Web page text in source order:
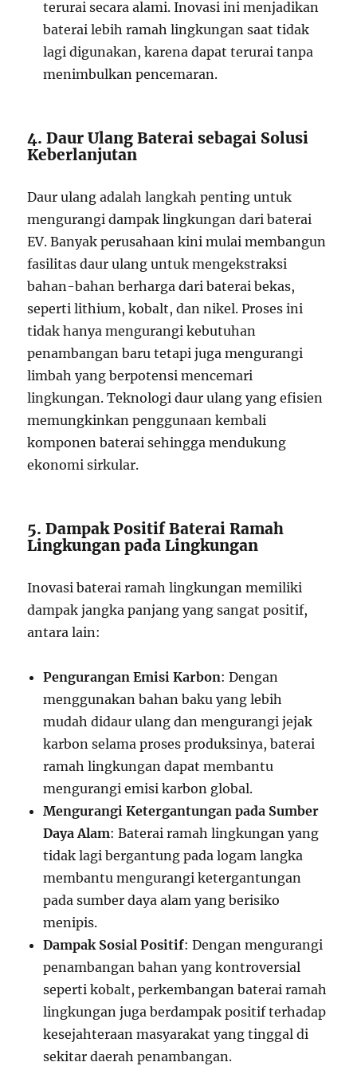
terurai secara alami. Inovasi ini menjadikan
baterai lebih ramah lingkungan saat tidak
lagi digunakan, karena dapat terurai tanpa
menimbulkan pencemaran.
4. Daur Ulang Baterai sebagai Solusi
Keberlanjutan
Daur ulang adalah langkah penting untuk
mengurangi dampak lingkungan dari baterai
EV. Banyak perusahaan kini mulai membangun
fasilitas daur ulang untuk mengekstraksi
bahan-bahan berharga dari baterai bekas,
seperti lithium, kobalt, dan nikel. Proses ini
tidak hanya mengurangi kebutuhan
penambangan baru tetapi juga mengurangi
limbah yang berpotensi mencemari
lingkungan. Teknologi daur ulang yang efisien
memungkinkan penggunaan kembali
komponen baterai sehingga mendukung
ekonomi sirkular.
5. Dampak Positif Baterai Ramah
Lingkungan pada Lingkungan
Inovasi baterai ramah lingkungan memiliki
dampak jangka panjang yang sangat positif,
antara lain:
Pengurangan Emisi Karbon: Dengan
menggunakan bahan baku yang lebih
mudah didaur ulang dan mengurangi jejak
karbon selama proses produksinya, baterai
ramah lingkungan dapat membantu
mengurangi emisi karbon global.
Mengurangi Ketergantungan pada Sumber
Daya Alam: Baterai ramah lingkungan yang
tidak lagi bergantung pada logam langka
membantu mengurangi ketergantungan
pada sumber daya alam yang berisiko
menipis.
Dampak Sosial Positif: Dengan mengurangi
penambangan bahan yang kontroversial
seperti kobalt, perkembangan baterai ramah
lingkungan juga berdampak positif terhadap
kesejahteraan masyarakat yang tinggal di
sekitar daerah penambangan.